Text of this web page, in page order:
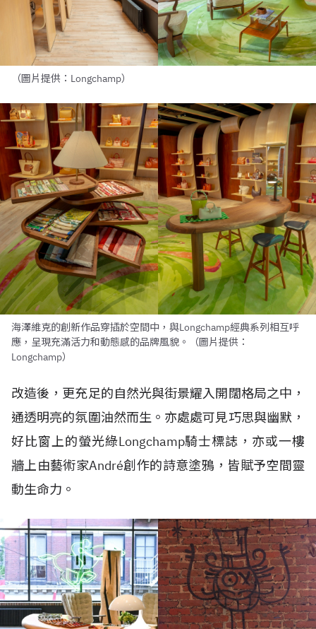
（圖片提供：Longchamp）
海澤維克的創新作品穿插於空間中，與Longchamp經典系列相互呼
應，呈現充滿活力和動態感的品牌風貌。（圖片提供：
Longchamp）
改造後，更充足的自然光與街景耀入開闊格局之中，
通透明亮的氛圍油然而生。亦處處可見巧思與幽默，
好比窗上的螢光綠Longchamp騎士標誌，亦或一樓
牆上由藝術家André創作的詩意塗鴉，皆賦予空間靈
動生命力。